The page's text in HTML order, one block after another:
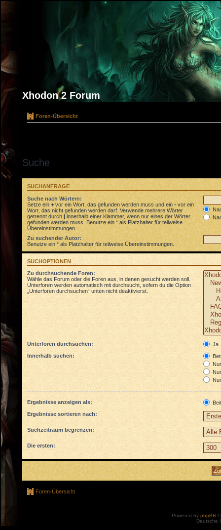
Xhodon 2 Forum
Foren-Übersicht
Suche
SUCHANFRAGE
Suche nach Wörtern:
Setze ein+ vor ein Wort, das gefunden werden muss und ein- vor ein
Wort, das nicht gefunden werden darf. Verwende mehrere Wörter
getrennt durch|innerhalb einer Klammer, wenn nur eines der Wörter
gefunden werden muss. Benutze ein * als Platzhalter für teilweise
Übereinstimmungen.
Zu suchender Autor:
Benutze ein * als Platzhalter für teilweise Übereinstimmungen.
SUCHOPTIONEN
Zu durchsuchende Foren:
Wähle das Forum oder die Foren aus, in denen gesucht werden soll.
Unterforen werden automatisch mit durchsucht, sofern du die Option
„Unterforen durchsuchen“ unten nicht deaktivierst.
Unterforen durchsuchen:
Ja
Innerhalb suchen:
Ergebnisse anzeigen als:
Ergebnisse sortieren nach:
Suchzeitraum begrenzen:
Die ersten:
Foren-Übersicht
Powered by phpBB
Deutsche